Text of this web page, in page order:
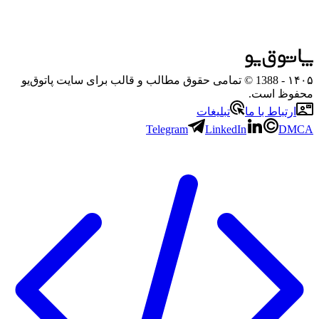
۱۴۰۵
- 1388 © تمامی حقوق مطالب و قالب برای سایت پاتوق‌یو
محفوظ است.
ارتباط با ما
تبلیغات
Telegram
LinkedIn DMCA